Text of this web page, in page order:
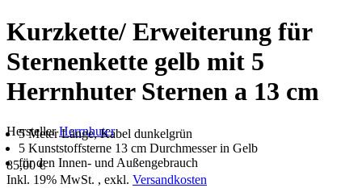
Kurzkette/ Erweiterung für
Sternenkette gelb mit 5
Herrnhuter Sternen a 13 cm
HerstellerHerrnhuter
5 Meter Länge, Kabel dunkelgrün
5 Kunststoffsterne 13 cm Durchmesser in Gelb
für den Innen- und Außengebrauch
85,00 €
Inkl. 19% MwSt. , exkl. Versandkosten